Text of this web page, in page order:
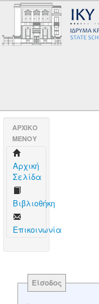
AΡΧΙΚΟ
ΜΕΝΟΥ
Aρχική
Σελίδα
Βιβλιοθήκη
Επικοινωνία
Είσοδος